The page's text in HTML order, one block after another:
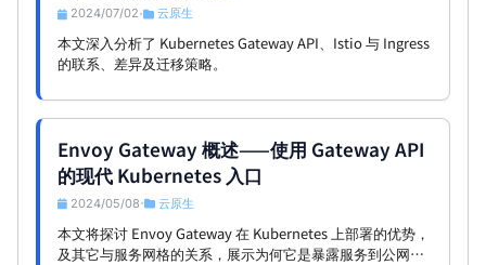
2024/07/02 • 云原生
本文深入分析了 Kubernetes Gateway API、Istio 与 Ingress
的联系、差异及迁移策略。
Envoy Gateway 概述——使用 Gateway API
的现代 Kubernetes 入口
2024/05/08 • 云原生
本文将探讨 Envoy Gateway 在 Kubernetes 上部署的优势，
及其它与服务网格的关系，展示为何它是暴露服务到公网的